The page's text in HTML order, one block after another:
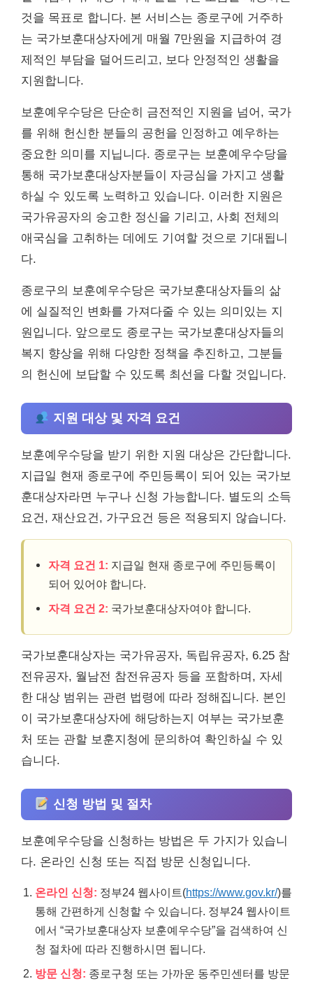
것을 목표로 합니다. 본 서비스는 종로구에 거주하
는 국가보훈대상자에게 매월 7만원을 지급하여 경
제적인 부담을 덜어드리고, 보다 안정적인 생활을
지원합니다.
보훈예우수당은 단순히 금전적인 지원을 넘어, 국가
를 위해 헌신한 분들의 공헌을 인정하고 예우하는
중요한 의미를 지닙니다. 종로구는 보훈예우수당을
통해 국가보훈대상자분들이 자긍심을 가지고 생활
하실 수 있도록 노력하고 있습니다. 이러한 지원은
국가유공자의 숭고한 정신을 기리고, 사회 전체의
애국심을 고취하는 데에도 기여할 것으로 기대됩니
다.
종로구의 보훈예우수당은 국가보훈대상자들의 삶
에 실질적인 변화를 가져다줄 수 있는 의미있는 지
원입니다. 앞으로도 종로구는 국가보훈대상자들의
복지 향상을 위해 다양한 정책을 추진하고, 그분들
의 헌신에 보답할 수 있도록 최선을 다할 것입니다.
지원 대상 및 자격 요건
보훈예우수당을 받기 위한 지원 대상은 간단합니다.
지급일 현재 종로구에 주민등록이 되어 있는 국가보
훈대상자라면 누구나 신청 가능합니다. 별도의 소득
요건, 재산요건, 가구요건 등은 적용되지 않습니다.
자격 요건 1: 지급일 현재 종로구에 주민등록이
되어 있어야 합니다.
자격 요건 2: 국가보훈대상자여야 합니다.
국가보훈대상자는 국가유공자, 독립유공자, 6.25 참
전유공자, 월남전 참전유공자 등을 포함하며, 자세
한 대상 범위는 관련 법령에 따라 정해집니다. 본인
이 국가보훈대상자에 해당하는지 여부는 국가보훈
처 또는 관할 보훈지청에 문의하여 확인하실 수 있
습니다.
신청 방법 및 절차
보훈예우수당을 신청하는 방법은 두 가지가 있습니
다. 온라인 신청 또는 직접 방문 신청입니다.
온라인 신청: 정부24 웹사이트(https://www.gov.kr/)를
통해 간편하게 신청할 수 있습니다. 정부24 웹사이트
에서 “국가보훈대상자 보훈예우수당”을 검색하여 신
청 절차에 따라 진행하시면 됩니다.
방문 신청: 종로구청 또는 가까운 동주민센터를 방문